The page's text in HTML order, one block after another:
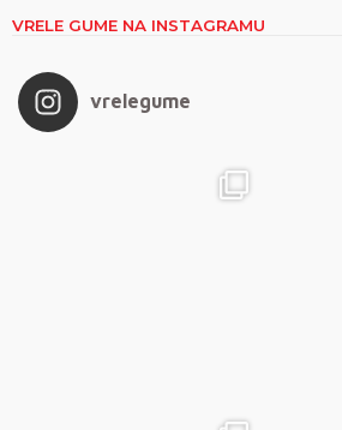
VRELE GUME NA INSTAGRAMU
vrelegume